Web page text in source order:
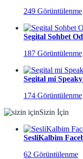
249 Görüntülenme
Segital Sohbet
187 Görüntülenme
Segital mi
174 Görüntülenme
Sizin İçin
SesliKalbim
62 Görüntülenme